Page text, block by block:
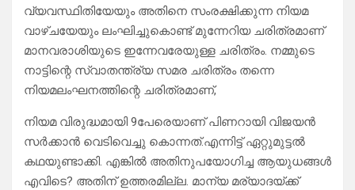
വ്യവസ്ഥിതിയേയും അതിനെ സംരക്ഷിക്കുന്ന നിയമ
വാഴ്ചയേയും ലംഘിച്ചുകൊണ്ട് മുന്നേറിയ ചരിത്രമാണ്
മാനവരാശിയുടെ ഇന്നേവരേയുള്ള ചരിത്രം. നമ്മുടെ
നാട്ടിന്റെ സ്വാതന്ത്ര്യ സമര ചരിത്രം തന്നെ
നിയമലംഘനത്തിന്റെ ചരിത്രമാണ്,
നിയമ വിരുദ്ധമായി 9പേരെയാണ് പിണറായി വിജയൻ
സർക്കാൻ വെടിവെച്ചു കൊന്നത്.എന്നിട്ട് ഏറ്റുമുട്ടൽ
കഥയുണ്ടാക്കി. എങ്കിൽ അതിനുപയോഗിച്ച ആയുധങ്ങൾ
എവിടെ? അതിന് ഉത്തരമില്ല. മാന്യ മര്യാദയ്ക്ക്